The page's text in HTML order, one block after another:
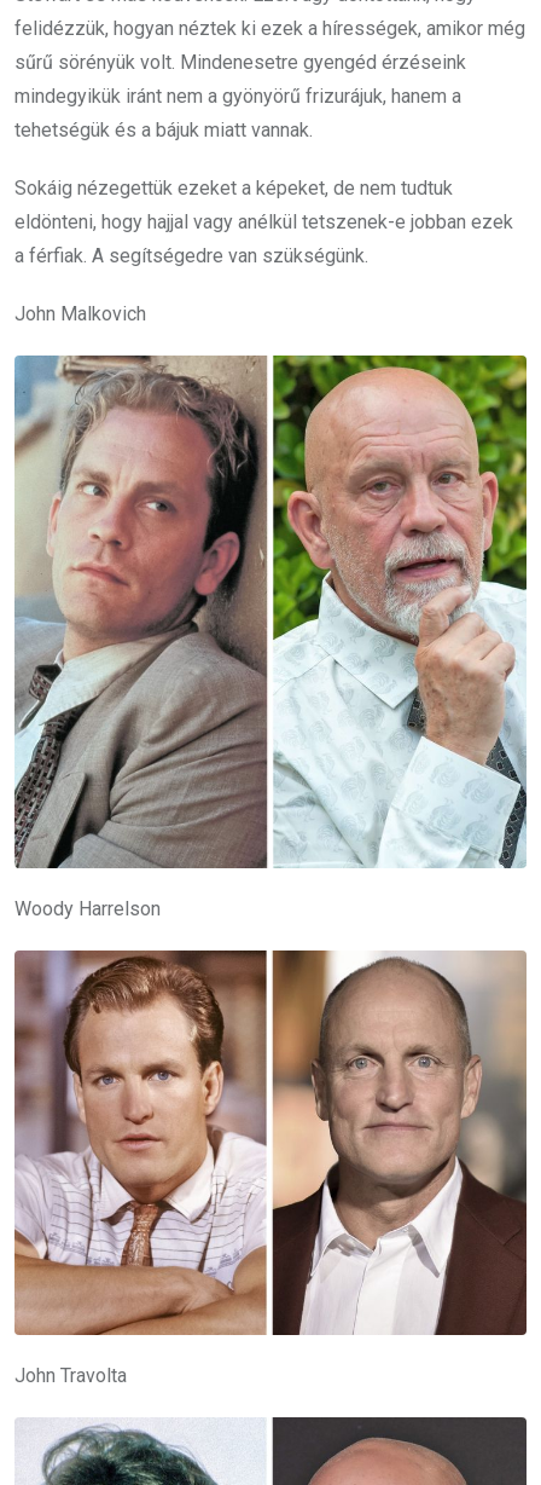
felidézzük, hogyan néztek ki ezek a hírességek, amikor még
sűrű sörényük volt. Mindenesetre gyengéd érzéseink
mindegyikük iránt nem a gyönyörű frizurájuk, hanem a
tehetségük és a bájuk miatt vannak.
Sokáig nézegettük ezeket a képeket, de nem tudtuk
eldönteni, hogy hajjal vagy anélkül tetszenek-e jobban ezek
a férfiak. A segítségedre van szükségünk.
John Malkovich
Woody Harrelson
John Travolta